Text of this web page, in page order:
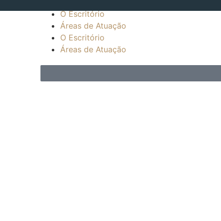
O Escritório
Áreas de Atuação
O Escritório
Áreas de Atuação